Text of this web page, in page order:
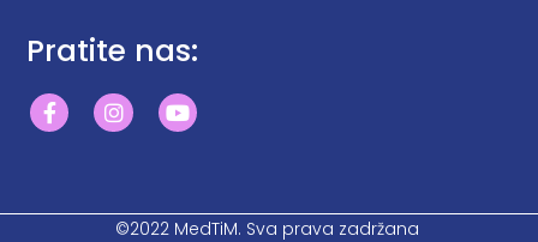
Pratite nas:
©2022 MedTiM. Sva prava zadržana